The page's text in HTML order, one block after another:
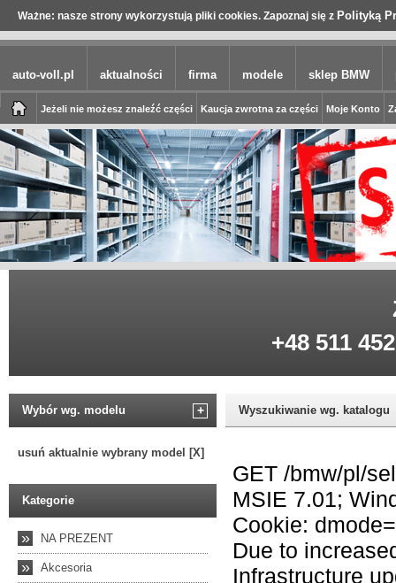
Ważne: nasze strony wykorzystują pliki cookies. Zapoznaj się z Polityką
auto-voll.pl aktualności firma modele sklep BMW
Jeżeli nie możesz znaleźć części Kaucja zwrotna za części Moje Konto
+48 511
Wybór wg. modelu +
usuń aktualnie wybrany model [X]
Kategorie
» NA PREZENT
» Akcesoria
Wyszukiwanie wg. katalogu